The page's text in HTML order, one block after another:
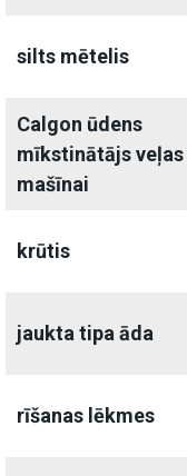
silts mētelis
Calgon ūdens
mīkstinātājs veļas
mašīnai
krūtis
jaukta tipa āda
rīšanas lēkmes